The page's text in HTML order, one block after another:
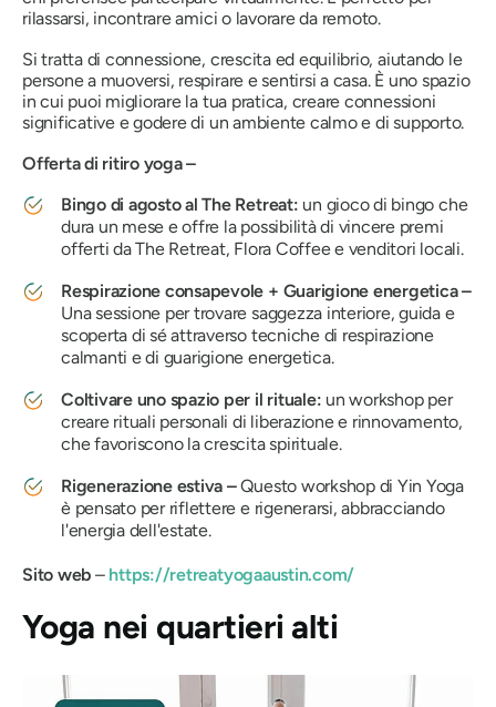
rilassarsi, incontrare amici o lavorare da remoto.
Si tratta di connessione, crescita ed equilibrio, aiutando le
persone a muoversi, respirare e sentirsi a casa. È uno spazio
in cui puoi migliorare la tua pratica, creare connessioni
significative e godere di un ambiente calmo e di supporto.
Offerta di ritiro yoga –
Bingo di agosto al The Retreat: un gioco di bingo che
dura un mese e offre la possibilità di vincere premi
offerti da The Retreat, Flora Coffee e venditori locali.
Respirazione consapevole + Guarigione energetica –
Una sessione per trovare saggezza interiore, guida e
scoperta di sé attraverso tecniche di respirazione
calmanti e di guarigione energetica.
Coltivare uno spazio per il rituale: un workshop per
creare rituali personali di liberazione e rinnovamento,
che favoriscono la crescita spirituale.
Rigenerazione estiva –Questo workshop di Yin Yoga
è pensato per riflettere e rigenerarsi, abbracciando
l'energia dell'estate.
Sito web –https://retreatyogaaustin.com/
Yoga nei quartieri alti